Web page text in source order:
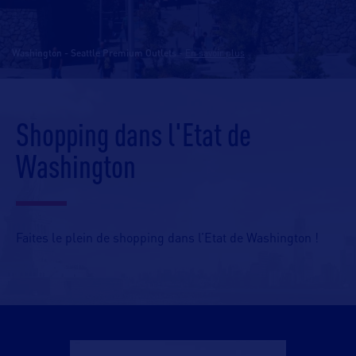
Washington - Seattle Premium Outlets
Shopping dans l'Etat de
Washington
Faites le plein de shopping dans l’Etat de Washington !